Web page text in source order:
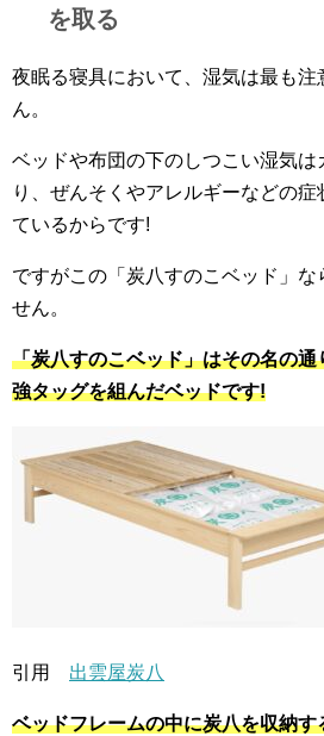
を取る
夜眠る寝具において、湿気は最も
ん。
ベッドや布団の下のしつこい湿気は
り、ぜんそくやアレルギーなどの
ているからです!
ですがこの「炭八すのこベッド」な
せん。
「炭八すのこベッド」はその名の
強タッグを組んだベッドです!
引用 出雲屋炭八
ベッドフレームの中に炭八を収納